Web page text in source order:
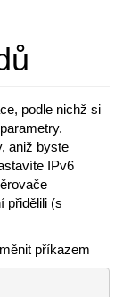
podle nichž si
aniž byste
IPv6
přidělili (s
příkazem